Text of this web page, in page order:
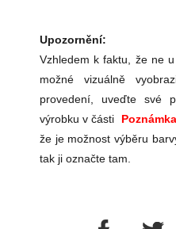
Upozornění:
Vzhledem k faktu, že ne
možné vizuálně
provedení, uveďte své
výrobku v části
že je možnost výběru
tak ji označte tam.